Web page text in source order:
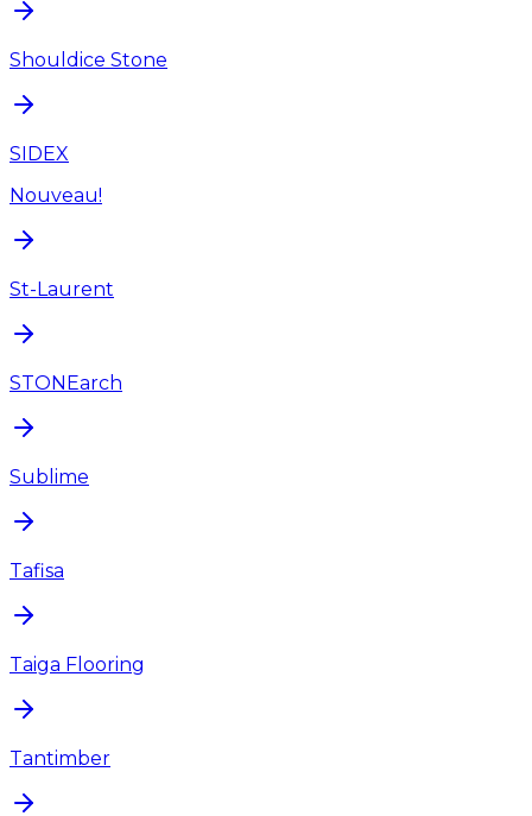
Shouldice Stone
SIDEX
Nouveau!
St-Laurent
STONEarch
Sublime
Tafisa
Taiga Flooring
Tantimber